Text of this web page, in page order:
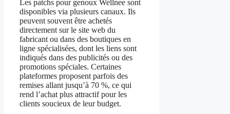
Les patchs pour genoux Wellnee sont
disponibles via plusieurs canaux. Ils
peuvent souvent être achetés
directement sur le site web du
fabricant ou dans des boutiques en
ligne spécialisées, dont les liens sont
indiqués dans des publicités ou des
promotions spéciales. Certaines
plateformes proposent parfois des
remises allant jusqu’à 70 %, ce qui
rend l’achat plus attractif pour les
clients soucieux de leur budget.